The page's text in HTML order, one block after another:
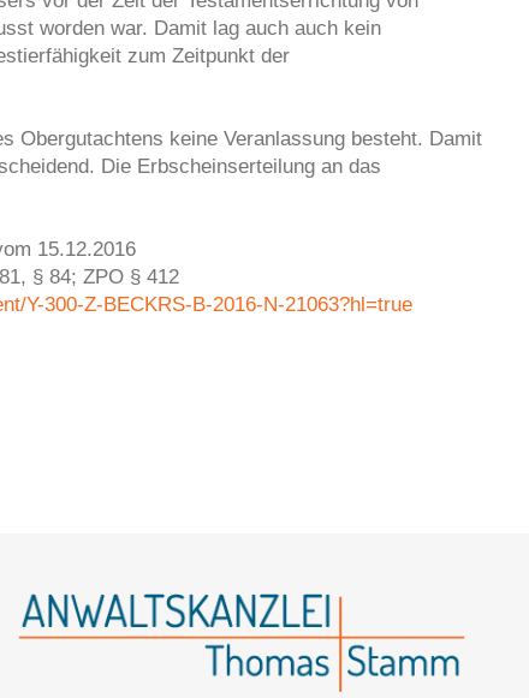
worden war. Damit lag auch auch kein
zum Zeitpunkt der
Obergutachtens keine Veranlassung besteht. Damit
Die Erbscheinserteilung an das
15.12.2016
§ 84; ZPO § 412
Y-300-Z-BECKRS-B-2016-N-21063?hl=true